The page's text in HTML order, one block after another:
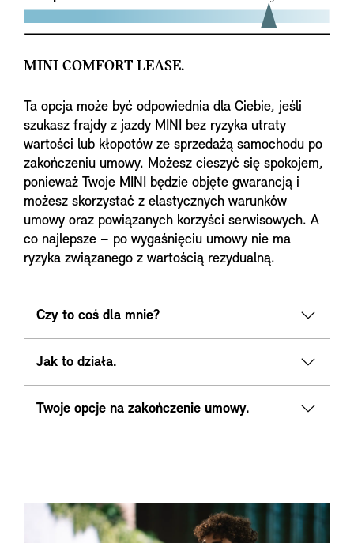
MINI COMFORT LEASE.
Ta opcja może być odpowiednia dla Ciebie, jeśli
szukasz frajdy z jazdy MINI bez ryzyka utraty
wartości lub kłopotów ze sprzedażą samochodu po
zakończeniu umowy. Możesz cieszyć się spokojem,
ponieważ Twoje MINI będzie objęte gwarancją i
możesz skorzystać z elastycznych warunków
umowy oraz powiązanych korzyści serwisowych. A
co najlepsze – po wygaśnięciu umowy nie ma
ryzyka związanego z wartością rezydualną.
Czy to coś dla mnie?
Jak to działa.
Twoje opcje na zakończenie umowy.